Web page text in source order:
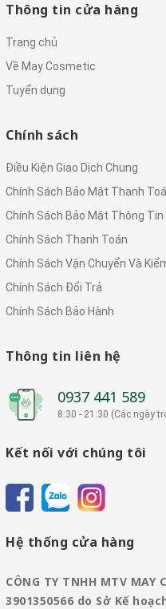
Thông tin cửa hàng
Trang chủ
Về May Cosmetic
Tuyển dụng
Chính sách
Điều Kiện Giao Dịch Chung
Chính Sách Bảo Mật Thanh
Chính Sách Bảo Mật Thông Tin
Chính Sách Thanh Toán
Chính Sách Vận Chuyển Và
Chính Sách Đổi Trả
Chính Sách Bảo Hành
Thông tin liên hệ
0937 441 589
8:30 - 21:30 (Các ngày
Kết nối với chúng tôi
Hệ thống cửa hàng
CÔNG TY TNHH MTV MAY
3901350566 do Sở Kế